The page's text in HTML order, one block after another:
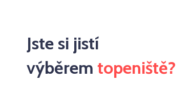
Jste si jistí
výběrem topeniště?